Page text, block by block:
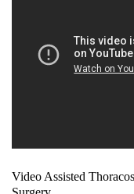
Video Assisted